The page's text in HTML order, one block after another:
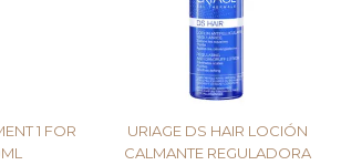
URIAGE DS HAIR LOCIÓN
CALMANTE REGULADORA
1 FOR